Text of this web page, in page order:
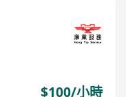
$100/小時